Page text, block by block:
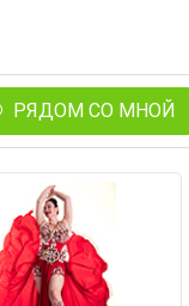
РЯДОМ СО МНОЙ